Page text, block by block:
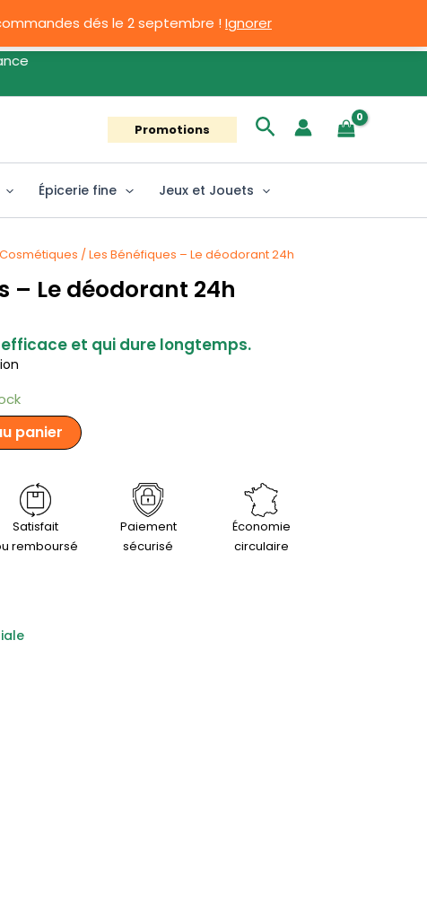
dés le 2 septembre !Ignorer
Promotions Rechercher
Épicerie fine Jeux et Jouets
Cosmétiques / Les Bénéfiques – Le déodorant 24h
– Le déodorant 24h
et qui dure longtemps.
panier
Satisfait
remboursé
Paiement
sécurisé
Économie
circulaire